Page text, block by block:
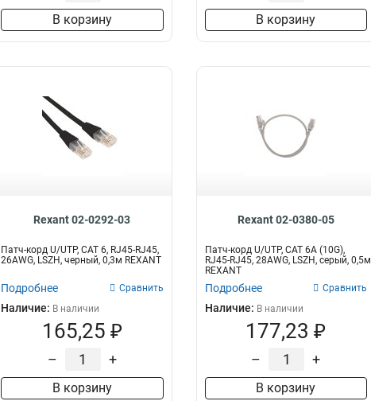
В корзину В корзину
Rexant 02-0292-03
Патч-корд U/UTP, CAT 6, RJ45-RJ45,
26AWG, LSZH, черный, 0,3м REXANT
Подробнее Сравнить
Наличие: В наличии
165,25 ₽
– +
В корзину
Rexant 02-0380-05
Патч-корд U/UTP, CAT 6A (10G),
RJ45-RJ45, 28AWG, LSZH, серый, 0,5м
REXANT
Подробнее Сравнить
Наличие: В наличии
177,23 ₽
– +
В корзину